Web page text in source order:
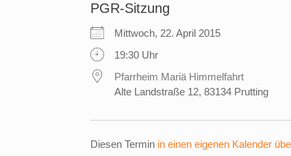
PGR-Sitzung
Mittwoch, 22. April 2015
19:30 Uhr
Pfarrheim Mariä Himmelfahrt
Alte Landstraße 12, 83134 Prutting
Diesen Termin in einen eigenen Kalender